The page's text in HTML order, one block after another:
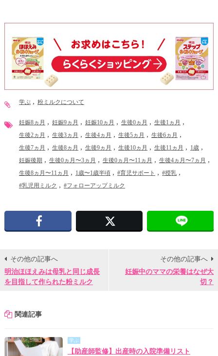
学ぶ 粉ミルクについて
妊娠8ヵ月 妊娠9ヵ月 妊娠10ヵ月 生後0ヵ月 生後1ヵ月
生後2ヵ月 生後3ヵ月 生後4ヵ月 生後5ヵ月 生後6ヵ月
生後7ヵ月 生後8ヵ月 生後9ヵ月 生後10ヵ月 生後11ヵ月 1歳
妊娠後期 生後0ヵ月〜3ヵ月 生後0ヵ月〜11ヵ月 生後4ヵ月〜7ヵ月
生後8ヵ月〜11ヵ月 1歳〜1歳半頃 #育児サポート #授乳
#乳児用ミルク #フォローアップミルク
その他の記事へ
明治ほほえみは母乳と同じ成長
を目指して作られた粉ミルク
その他の記事へ
妊娠中のママの栄養はなぜ大
切？
関連記事
学ぶ
【助産師監修】出産時の入院準備リスト